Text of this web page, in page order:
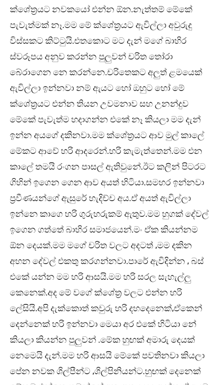
ක්ශේත්‍රයට නවකයෝ එන්න ඕන.නැත්තම් මේකේ
පැවැත්මක් නෑ.මම මේ ක්ශේත්‍රයට ඇවිල්ලා අවුරුදු
විස්සකට කිට්ටුයි.එතකොට මට දැන් මගේ බාහිර
ස්වරූපය අනුව කරන්න පුලුවන් චරිත තෝරා
බේරාගෙන නෙ කරන්නෙ.චරිතෙකට අලුත් ළමයෙක්
ඇවිල්ලා ඉන්නවා නම් ඇයට හෝ ඔහුට හෝ මේ
ක්ශේත්‍රයට එන්න තියන උවමනාව සහ උනන්දුව
මේකේ පැවැත්ම හදාගන්න එකේ නෑ කියලා මම දැන්
ඉන්න අයගේ දකිනවා.මම ක්ශේත්‍රයට ආව මුල් කාලේ
මේකට ආවේ හරි ආදරෙන්.හරි කැමැත්තෙන්.මම එන
කාලේ තමයි රංගන පාසල් ඇතිවුනේ.ඊට කලින් පිටරට
ගිහින් ඉගෙන ගෙන ආව අයත් හිටියා.සමහර ඉන්නවා
ප්‍රවීණයන්ගේ ඇසුරේ හැදිච්ච අය.ඒ අයත් ඇවිල්ලා
ඉන්නෙ කාගෙ හරි ගුරුහරුකම් ඇතුව.මම හුගක් දේවල්
ඉගෙන ගත්තේ බාහිර සමාජයෙන්.මං ඒක කියන්නම
ඕන දෙයක්.මම මගේ චරිත වලට අදටත් ,මම දකින
අහන දේවල් එකතු කරගන්නවා.පාරේ ඇවිදින්න , බස්
එකේ යන්න මම හරි ආසයි.මම හරි සරල සැහැල්ලු
කෙනෙක්.අද මේ වගේ ක්ශේත්‍ර වලට එන්න හරි
ලේසියි.අපි දැක්කොත් කවුරු හරි දහදෙනෙක්,ඒකෙන්
දෙන්නෙක් හරි ඉන්නවා මෙයා අර එකේ හිටියා නේ
කියලා කියන්න පුලුවන් .මේක හුඟක් අමාරු දෙයක්
නෙමෙයි දැන්.මම හරි ආසයි මේකේ පවතිනවා කියලා
පේන නවක ශිල්පීන්ට ,ශිල්පිනියන්ට.හුඟක් දෙනෙක්